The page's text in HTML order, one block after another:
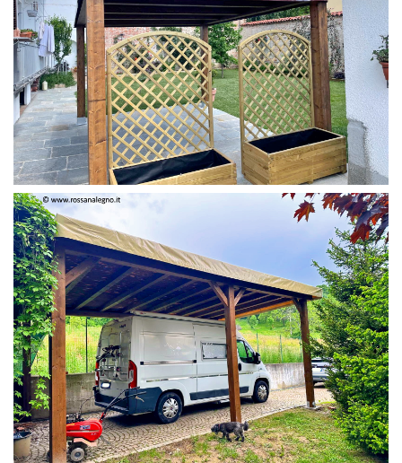
PERGOLA 4 X 3 COLOR MIRTO
COPERTURA CAMPER